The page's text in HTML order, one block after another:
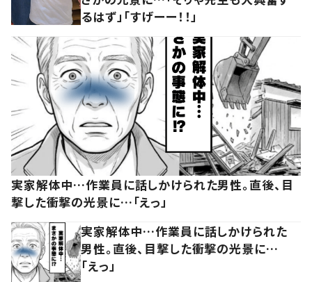
るはず」「すげーー！！」
実家解体中…作業員に話しかけられた男性。直後、目
撃した衝撃の光景に…「えっ」
実家解体中…作業員に話しかけられた
男性。直後、目撃した衝撃の光景に…
「えっ」